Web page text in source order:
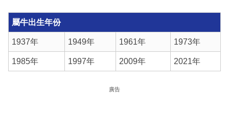
屬牛出生年份
1937年 1949年 1961年 1973年
1985年 1997年 2009年 2021年
廣告